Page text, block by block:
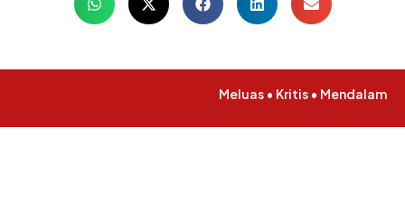
Meluas • Kritis • Mendalam